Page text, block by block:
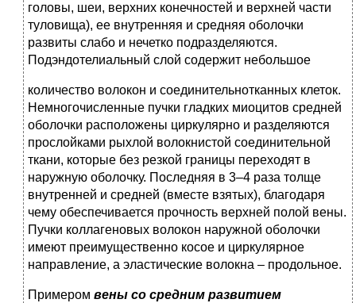
головы, шеи, верхних конечностей и верхней части
туловища), ее внутренняя и средняя оболочки
развиты слабо и нечетко подразделяются.
Подэндотелиальный слой содержит небольшое
количество волокон и соединительнотканных клеток.
Немногочисленные пучки гладких миоцитов средней
оболочки расположены циркулярно и разделяются
прослойками рыхлой волокнистой соединительной
ткани, которые без резкой границы переходят в
наружную оболочку. Последняя в 3–4 раза толще
внутренней и средней (вместе взятых), благодаря
чему обеспечивается прочность верхней полой вены.
Пучки коллагеновых волокон наружной оболочки
имеют преимущественно косое и циркулярное
направление, а эластические волокна – продольное.
Примером вены со средним развитием